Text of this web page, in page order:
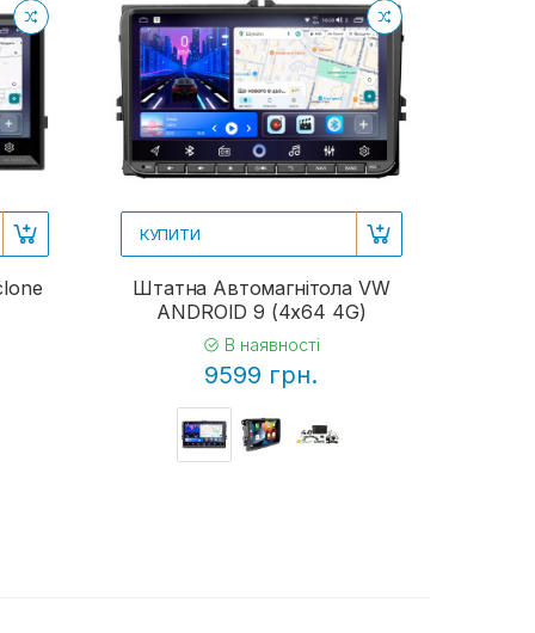
КУПИТИ
Штатна Автомагнітола VW
ANDROID 9 (4x64 4G)
В наявності
9599 грн.